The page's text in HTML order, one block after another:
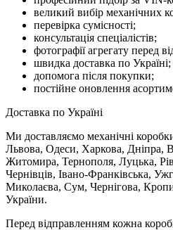
великий вибір механічних
перевірка сумісності;
консультація спеціалістів;
фотографії агрегату перед
швидка доставка по Україні;
допомога після покупки;
постійне оновлення
Доставка по Україні
Ми доставляємо механічні
Львова, Одеси, Харкова, Дніпра,
Житомира, Тернополя, Луцька,
Чернівців, Івано-Франківська,
Миколаєва, Сум, Чернігова,
України.
Перед відправленням кожна